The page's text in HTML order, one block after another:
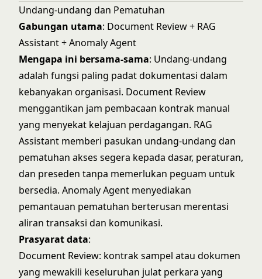
Undang-undang dan Pematuhan
Gabungan utama: Document Review + RAG
Assistant + Anomaly Agent
Mengapa ini bersama-sama: Undang-undang
adalah fungsi paling padat dokumentasi dalam
kebanyakan organisasi. Document Review
menggantikan jam pembacaan kontrak manual
yang menyekat kelajuan perdagangan. RAG
Assistant memberi pasukan undang-undang dan
pematuhan akses segera kepada dasar, peraturan,
dan preseden tanpa memerlukan peguam untuk
bersedia. Anomaly Agent menyediakan
pemantauan pematuhan berterusan merentasi
aliran transaksi dan komunikasi.
Prasyarat data:
Document Review: kontrak sampel atau dokumen
yang mewakili keseluruhan julat perkara yang